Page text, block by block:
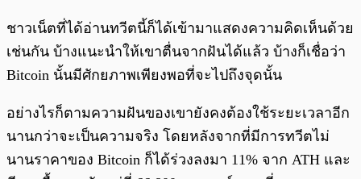
ชาวเน็ตที่ได้อ่านทวีตนี้ก็ได้เข้ามาแสดงความคิดเห็นด้วย
เช่นกัน บ้างแนะนำให้เขาตื่นจากฝันได้แล้ว บ้างก็เชื่อว่า
Bitcoin นั้นมีศักยภาพเพียงพอที่จะไปถึงจุดนั้น
อย่างไรก็ตามความฝันของเขายังคงต้องใช้ระยะเวลาอีก
นานกว่าจะเป็นความจริง โดยหลังจากที่มีการทวีตไม่
นานราคาของ Bitcoin ก็ได้ร่วงลงมา 11% จาก ATH และ